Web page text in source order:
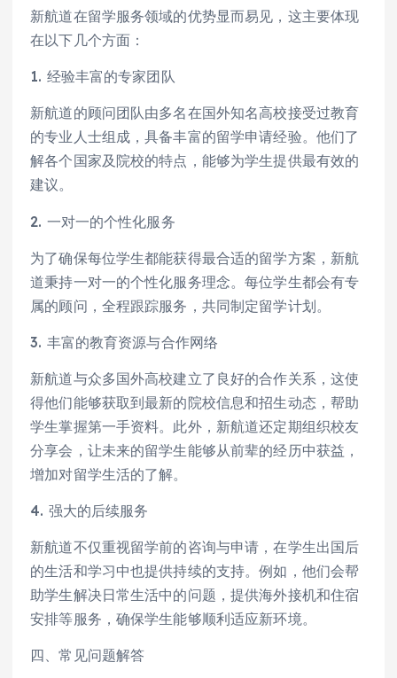
新航道在留学服务领域的优势显而易见，这主要体现
在以下几个方面：
1. 经验丰富的专家团队
新航道的顾问团队由多名在国外知名高校接受过教育
的专业人士组成，具备丰富的留学申请经验。他们了
解各个国家及院校的特点，能够为学生提供最有效的
建议。
2. 一对一的个性化服务
为了确保每位学生都能获得最合适的留学方案，新航
道秉持一对一的个性化服务理念。每位学生都会有专
属的顾问，全程跟踪服务，共同制定留学计划。
3. 丰富的教育资源与合作网络
新航道与众多国外高校建立了良好的合作关系，这使
得他们能够获取到最新的院校信息和招生动态，帮助
学生掌握第一手资料。此外，新航道还定期组织校友
分享会，让未来的留学生能够从前辈的经历中获益，
增加对留学生活的了解。
4. 强大的后续服务
新航道不仅重视留学前的咨询与申请，在学生出国后
的生活和学习中也提供持续的支持。例如，他们会帮
助学生解决日常生活中的问题，提供海外接机和住宿
安排等服务，确保学生能够顺利适应新环境。
四、常见问题解答